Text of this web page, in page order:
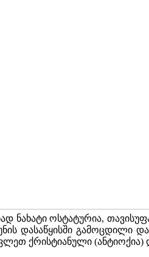
ნახატი ოსტატურია,
დასაწყისში გამოცდილი
ქრისტიანული